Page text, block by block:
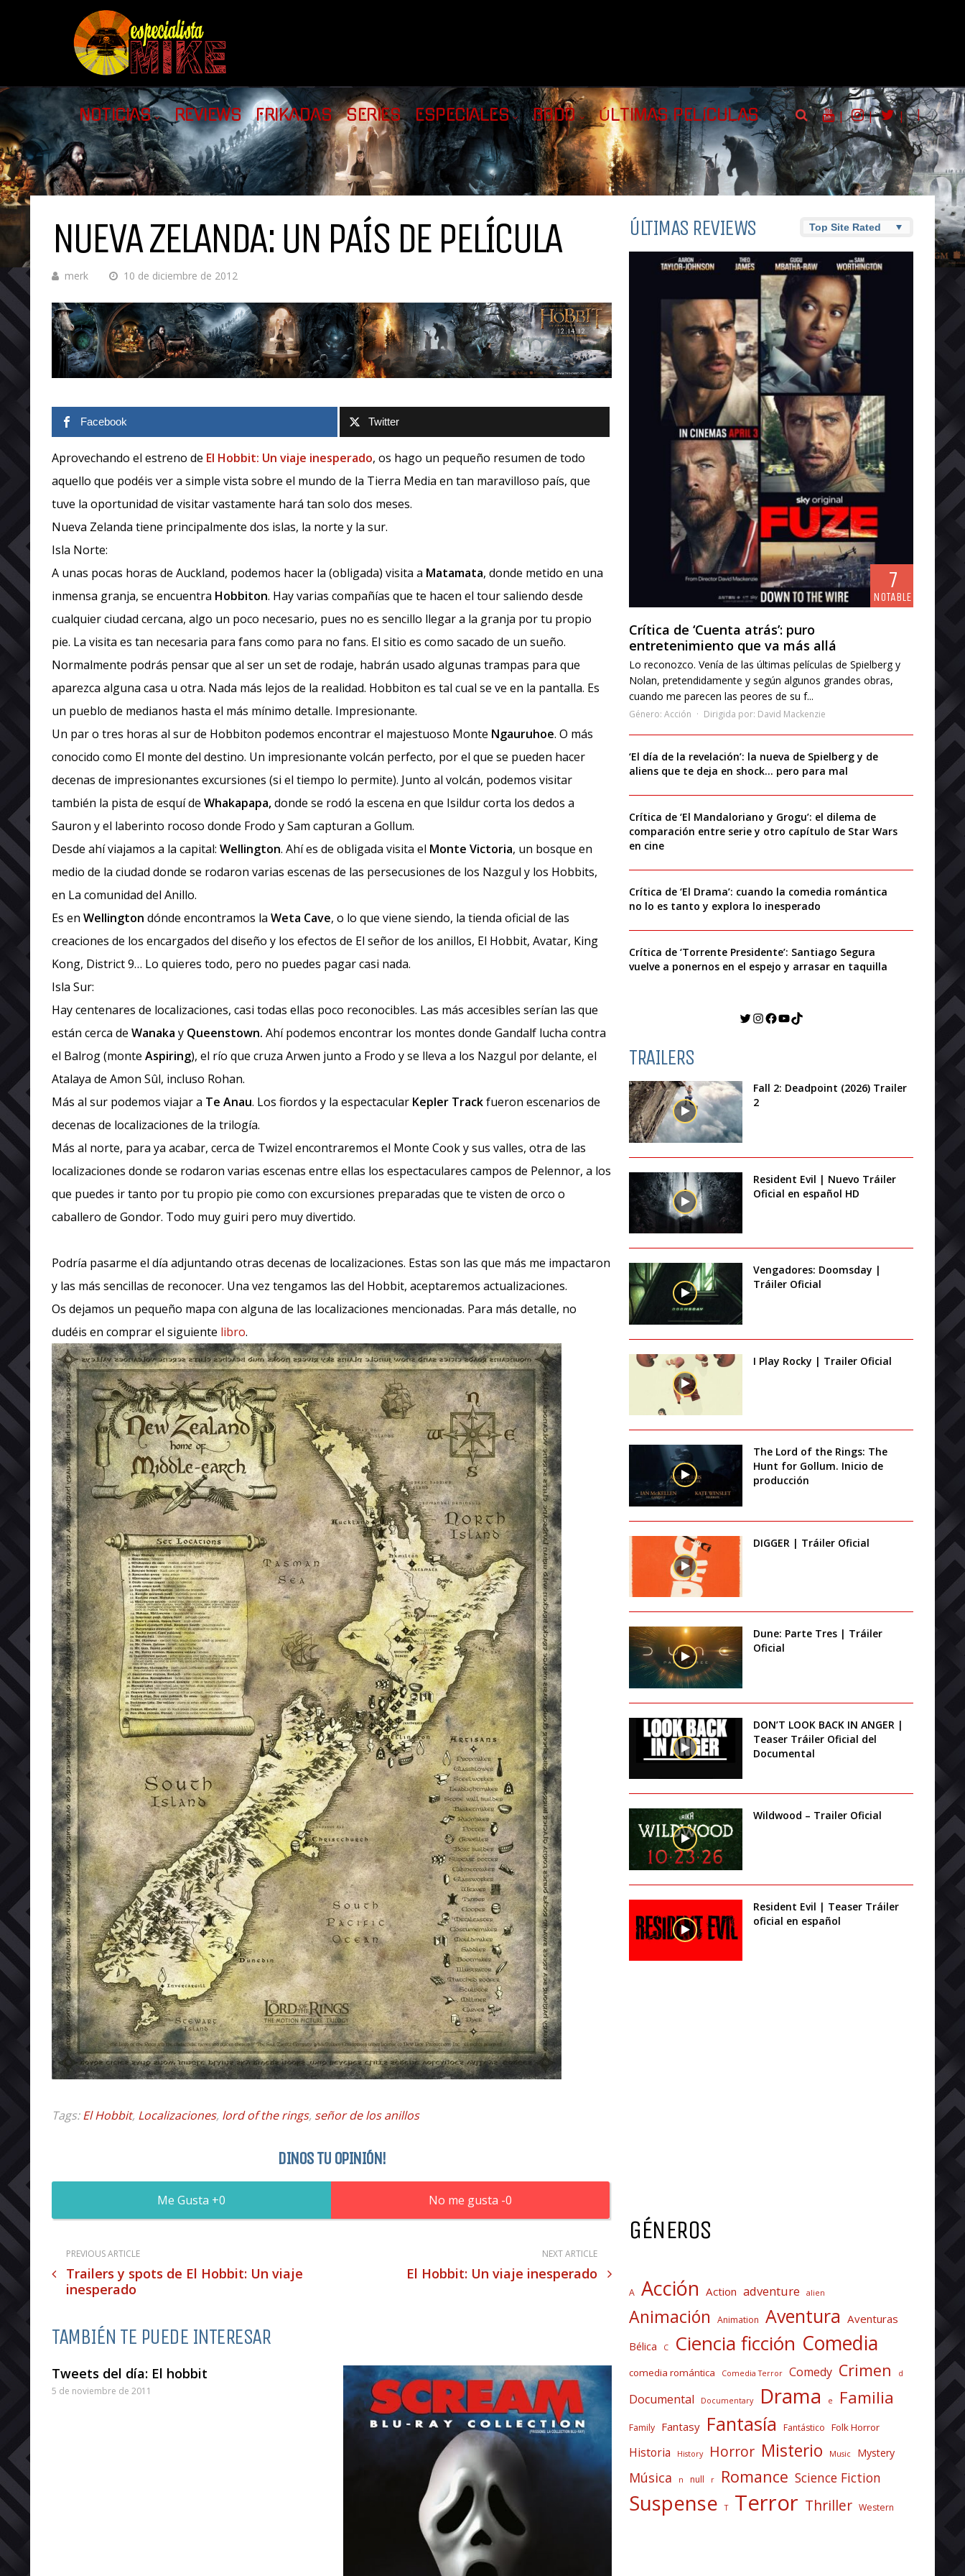
NOTICIAS REVIEWS FRIKADAS SERIES ESPECIALES BBDD ÚLTIMAS PELÍCULAS | | | |
NUEVA ZELANDA: UN PAÍS DE PELÍCULA
merk 10 de diciembre de 2012
Facebook Twitter
Aprovechando el estreno de El Hobbit: Un viaje inesperado, os hago un pequeño resumen de todo
aquello que podéis ver a simple vista sobre el mundo de la Tierra Media en tan maravilloso país, que
tuve la oportunidad de visitar vastamente hará tan solo dos meses.
Nueva Zelanda tiene principalmente dos islas, la norte y la sur.
Isla Norte:
A unas pocas horas de Auckland, podemos hacer la (obligada) visita a Matamata, donde metido en una
inmensa granja, se encuentra Hobbiton. Hay varias compañías que te hacen el tour saliendo desde
cualquier ciudad cercana, algo un poco necesario, pues no es sencillo llegar a la granja por tu propio
pie. La visita es tan necesaria para fans como para no fans. El sitio es como sacado de un sueño.
Normalmente podrás pensar que al ser un set de rodaje, habrán usado algunas trampas para que
aparezca alguna casa u otra. Nada más lejos de la realidad. Hobbiton es tal cual se ve en la pantalla. Es
un pueblo de medianos hasta el más mínimo detalle. Impresionante.
Un par o tres horas al sur de Hobbiton podemos encontrar el majestuoso Monte Ngauruhoe. O más
conocido como El monte del destino. Un impresionante volcán perfecto, por el que se pueden hacer
decenas de impresionantes excursiones (si el tiempo lo permite). Junto al volcán, podemos visitar
también la pista de esquí de Whakapapa,donde se rodó la escena en que Isildur corta los dedos a
Sauron y el laberinto rocoso donde Frodo y Sam capturan a Gollum.
Desde ahí viajamos a la capital: Wellington. Ahí es de obligada visita el Monte Victoria, un bosque en
medio de la ciudad donde se rodaron varias escenas de las persecusiones de los Nazgul y los Hobbits,
en La comunidad del Anillo.
Es en Wellington dónde encontramos la Weta Cave, o lo que viene siendo, la tienda oficial de las
creaciones de los encargados del diseño y los efectos de El señor de los anillos, El Hobbit, Avatar, King
Kong, District 9… Lo quieres todo, pero no puedes pagar casi nada.
Isla Sur:
Hay centenares de localizaciones, casi todas ellas poco reconocibles. Las más accesibles serían las que
están cerca de Wanaka y Queenstown. Ahí podemos encontrar los montes donde Gandalf lucha contra
el Balrog (monte Aspiring), el río que cruza Arwen junto a Frodo y se lleva a los Nazgul por delante, el
Atalaya de Amon Sûl, incluso Rohan.
Más al sur podemos viajar a Te Anau. Los fiordos y la espectacular Kepler Trackfueron escenarios de
decenas de localizaciones de la trilogía.
Más al norte, para ya acabar, cerca de Twizel encontraremos el Monte Cook y sus valles, otra de las
localizaciones donde se rodaron varias escenas entre ellas los espectaculares campos de Pelennor, a los
que puedes ir tanto por tu propio pie como con excursiones preparadas que te visten de orco o
caballero de Gondor. Todo muy guiri pero muy divertido.
Podría pasarme el día adjuntando otras decenas de localizaciones. Estas son las que más me impactaron
y las más sencillas de reconocer. Una vez tengamos las del Hobbit, aceptaremos actualizaciones.
Os dejamos un pequeño mapa con alguna de las localizaciones mencionadas. Para más detalle, no
dudéis en comprar el siguiente libro.
Tags:El Hobbit, Localizaciones, lord of the rings, señor de los anillos
DINOS TU OPINIÓN!
0 0
PREVIOUS ARTICLE
Trailers y spots de El Hobbit: Un viaje
inesperado
NEXT ARTICLE
El Hobbit: Un viaje inesperado
TAMBIÉN TE PUEDE INTERESAR
Tweets del día: El hobbit
5 de noviembre de 2011
ÚLTIMAS REVIEWS
7
NOTABLE
Crítica de ‘Cuenta atrás’: puro
entretenimiento que va más allá
Lo reconozco. Venía de las últimas películas de Spielberg y
Nolan, pretendidamente y según algunos grandes obras,
cuando me parecen las peores de su f...
Género: Acción Dirigida por: David Mackenzie
‘El día de la revelación’: la nueva de Spielberg y de
aliens que te deja en shock… pero para mal
Crítica de ‘El Mandaloriano y Grogu’: el dilema de
comparación entre serie y otro capítulo de Star Wars
en cine
Crítica de ‘El Drama’: cuando la comedia romántica
no lo es tanto y explora lo inesperado
Crítica de ‘Torrente Presidente’: Santiago Segura
vuelve a ponernos en el espejo y arrasar en taquilla
Twitter
Instagram
Facebook
YouTube
TikTok
TRAILERS
Fall 2: Deadpoint (2026) Trailer
2
Resident Evil | Nuevo Tráiler
Oficial en español HD
Vengadores: Doomsday |
Tráiler Oficial
I Play Rocky | Trailer Oficial
The Lord of the Rings: The
Hunt for Gollum. Inicio de
producción
DIGGER | Tráiler Oficial
Dune: Parte Tres | Tráiler
Oficial
DON’T LOOK BACK IN ANGER |
Teaser Tráiler Oficial del
Documental
Wildwood – Trailer Oficial
Resident Evil | Teaser Tráiler
oficial en español
GÉNEROS
A Acción Action adventure alien
Animación Animation Aventura Aventuras
Bélica C Ciencia ficción Comedia
comedia romántica Comedia Terror Comedy Crimen d
Documental Documentary Drama e Familia
Family Fantasy Fantasía Fantástico Folk Horror
Historia History Horror Misterio Music Mystery
Música n null r Romance Science Fiction
Suspense T Terror Thriller Western